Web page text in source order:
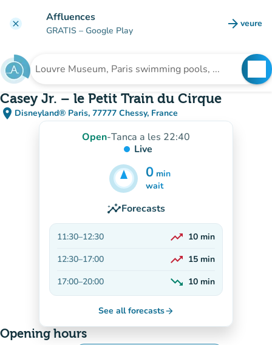
clear Affluences
GRATIS – Google Play arrow_forward veure
(new
Search for an institution
Casey Jr. – le Petit Train du Cirque
place Disneyland® Paris, 77777 Chessy, France
(open in Google Maps)
(new tab)
Open-Tanca a les 22:40
Live
0 min
5min
wait
insightsForecasts
11:30–12:30 trending_up 10 min
12:30–17:00 trending_up 15 min
17:00–20:00 trending_down
Decreasing
10 min
See all forecastsarrow_forward
Opening hours